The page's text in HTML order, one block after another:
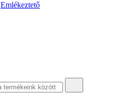
Emlékeztető